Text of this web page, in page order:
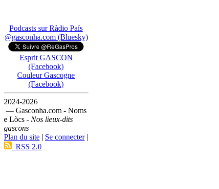
Podcasts sur Ràdio País
@gasconha.com (Bluesky)
Esprit GASCON
(Facebook)
Couleur Gascogne
(Facebook)
2024-2026
— Gasconha.com - Noms
e Lòcs - Nos lieux-dits
gascons
Plan du site | Se connecter|
RSS 2.0